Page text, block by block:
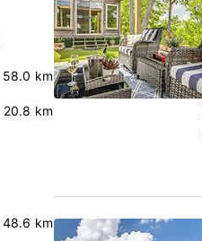
58.0 km
20.8 km
48.6 km